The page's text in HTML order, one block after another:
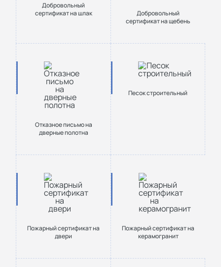
Добровольный
сертификат на шлак
Добровольный
сертификат на щебень
Отказное письмо на
дверные полотна
Песок строительный
Пожарный сертификат на
двери
Пожарный сертификат на
керамогранит